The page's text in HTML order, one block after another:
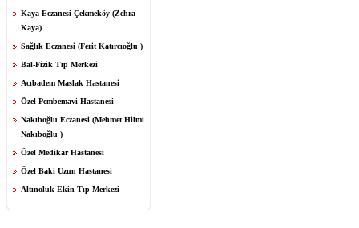
Kaya Eczanesi Çekmeköy (Zehra
Kaya)
Sağlık Eczanesi (Ferit Katırcıoğlu )
Bal-Fizik Tıp Merkezi
Acıbadem Maslak Hastanesi
Özel Pembemavi Hastanesi
Nakıboğlu Eczanesi (Mehmet Hilmi
Nakıboğlu )
Özel Medikar Hastanesi
Özel Baki Uzun Hastanesi
Altınoluk Ekin Tıp Merkezi